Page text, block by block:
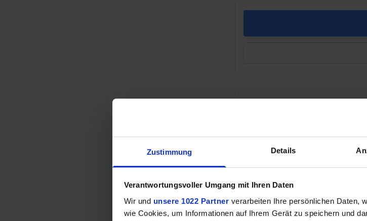
Zustimmung Details
Verantwortungsvoller Umgang mit Ihren Daten
Wir und unsere 1022 Partner verarbeiten Ihre persönlichen Daten,
wie Cookies, um Informationen auf Ihrem Gerät zu speichern und
gewinnen. Die Komponenten, den